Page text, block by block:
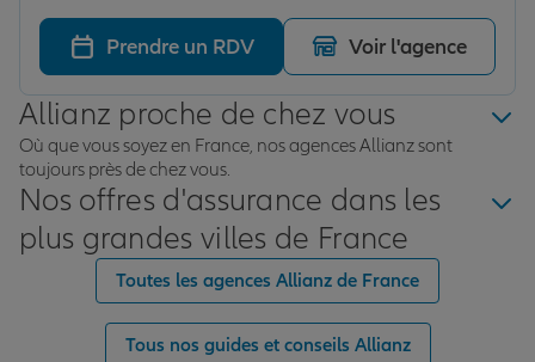
Prendre un RDV Voir l'agence
Allianz proche de chez vous
Où que vous soyez en France, nos agences Allianz sont
toujours près de chez vous.
Nos offres d'assurance dans les
plus grandes villes de France
Toutes les agences Allianz de France
Tous nos guides et conseils Allianz